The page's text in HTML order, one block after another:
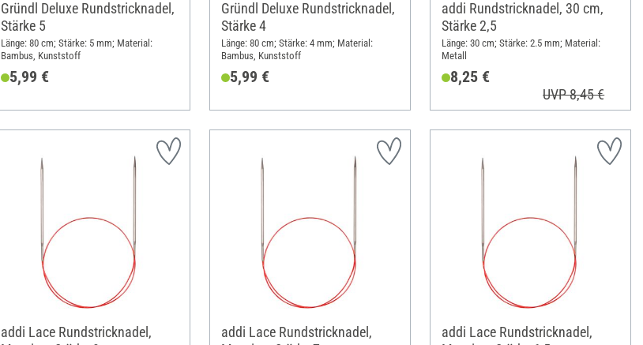
Gründl Deluxe Rundstricknadel,
Stärke 5
Länge: 80 cm; Stärke: 5 mm; Material:
Bambus, Kunststoff
5,99 €
Gründl Deluxe Rundstricknadel,
Stärke 4
Länge: 80 cm; Stärke: 4 mm; Material:
Bambus, Kunststoff
5,99 €
addi Rundstricknadel, 30 cm,
Stärke 2,5
Länge: 30 cm; Stärke: 2.5 mm; Material:
Metall
8,25 €
UVP 8,45 €
addi Lace Rundstricknadel,
addi Lace Rundstricknadel,
addi Lace Rundstricknadel,